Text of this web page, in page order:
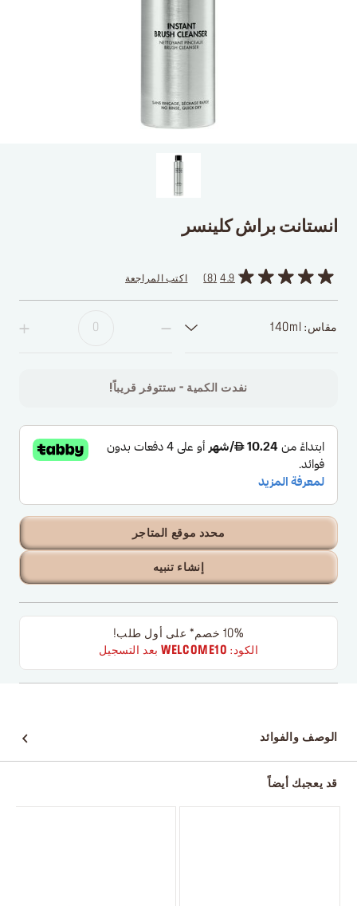
انستانت براش كلينسر
4.9
8 اكتب المراجعة
مقاس: 140ml
نفدت الكمية - ستتوفر قريباً!
محدد موقع المتاجر
إنشاء تنبيه
10% خصم* على أول طلب!
الكود: WELCOME10بعد التسجيل
الوصف والفوائد
قد يعجبك أيضاً